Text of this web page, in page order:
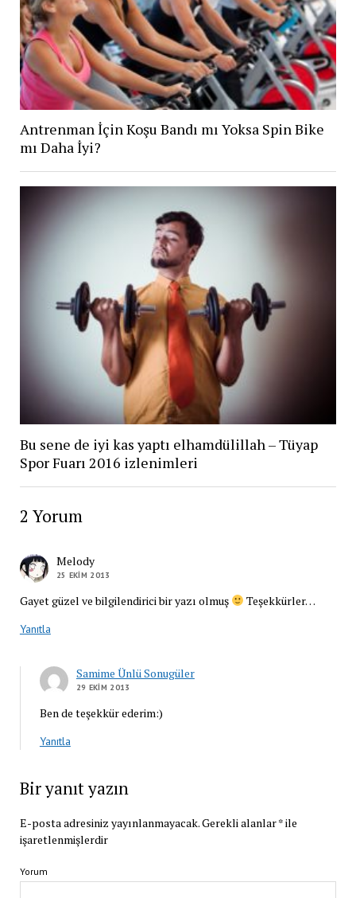
Antrenman İçin Koşu Bandı mı Yoksa Spin Bike
mı Daha İyi?
Bu sene de iyi kas yaptı elhamdülillah – Tüyap
Spor Fuarı 2016 izlenimleri
2 Yorum
Melody
25 EKIM 2013
Gayet güzel ve bilgilendirici bir yazı olmuş Teşekkürler…
Yanıtla
Samime Ünlü Sonugüler
29 EKIM 2013
Ben de teşekkür ederim:)
Yanıtla
Bir yanıt yazın
E-posta adresiniz yayınlanmayacak.Gerekli alanlar*ile
işaretlenmişlerdir
Yorum